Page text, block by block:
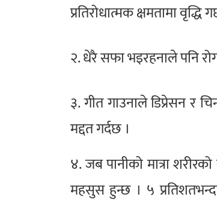
प्रतिरोधात्मक क्षमतामा वृद्धि
२. धेरै सफा भइरहनाले पनि
३. गीत गाउनाले डिप्रेसन र
मद्दत गर्दछ ।
४. जब पानीको मात्रा
महसुस हुन्छ । ५